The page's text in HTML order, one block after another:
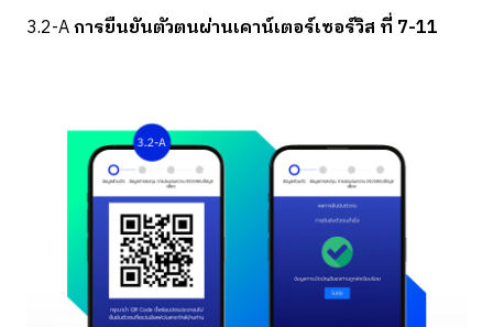
3.2-Aการยืนยันตัวตนผ่านเคาน์เตอร์เซอร์วิส ที่ 7-11